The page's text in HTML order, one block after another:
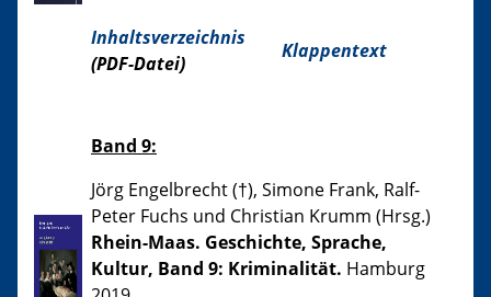
Inhaltsverzeichnis
(PDF-Datei)
Klappentext
Band 9:
Jörg Engelbrecht (†), Simone Frank, Ralf-
Peter Fuchs und Christian Krumm (Hrsg.)
Rhein-Maas. Geschichte, Sprache,
Kultur, Band 9: Kriminalität. Hamburg